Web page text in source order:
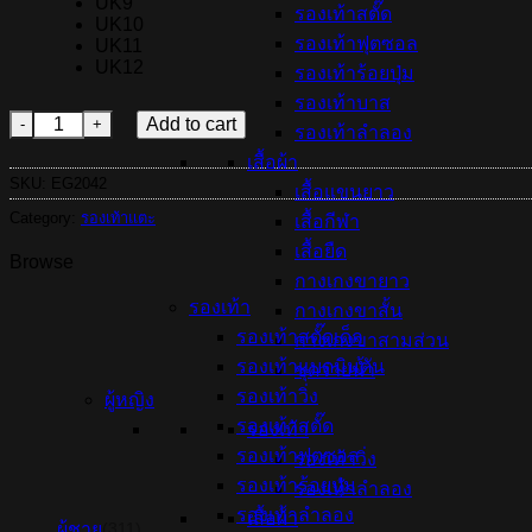
รองเท้าสตั๊ด
รองเท้าฟุตซอล
รองเท้าร้อยปุ่ม
รองเท้าบาส
รองเท้าลำลอง
เสื้อผ้า
เสื้อแขนยาว
เสื้อกีฬา
เสื้อยืด
กางเกงขายาว
กางเกงขาสั้น
กางเกงขาสามส่วน
ชุดว่ายน้ำ
ผู้หญิง
รองเท้า
รองเท้าวิ่ง
รองเท้าลำลอง
เสื้อผ้า
รองเท้าแตะ ADIDAS EEZAY - Core Black/Cloud White
Add to cart
รองเท้าแตะ
รองเท้า
รองเท้าสตั๊ดเด็ก
รองเท้าแบดมินตัน
รองเท้าวิ่ง
รองเท้าสตั๊ด
รองเท้าฟุตซอล
รองเท้าร้อยปุ่ม
รองเท้าลำลอง